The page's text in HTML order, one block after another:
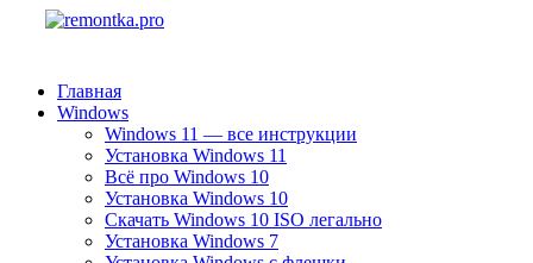
Главная
Windows
Windows 11 — все инструкции
Установка Windows 11
Всё про Windows 10
Установка Windows 10
Скачать Windows 10 ISO легально
Установка Windows 7